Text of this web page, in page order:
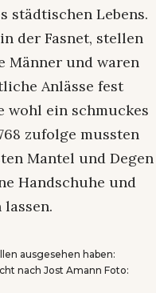
städtischen Lebens.
der Fasnet, stellen
Männer und waren
Anlässe fest
wohl ein schmuckes
zufolge mussten
Mantel und Degen
Handschuhe und
ausgesehen haben:
nach Jost Amann Foto: